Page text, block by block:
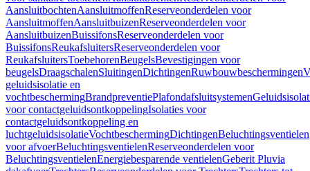
AansluitbochtenAansluitmoffenReserveonderdelen voor
AansluitmoffenAansluitbuizenReserveonderdelen voor
AansluitbuizenBuissifonsReserveonderdelen voor
BuissifonsReukafsluitersReserveonderdelen voor
ReukafsluitersToebehorenBeugelsBevestigingen voor
beugelsDraagschalenSluitingenDichtingenRuwbouwbeschermingen
geluidsisolatie en
vochtbeschermingBrandpreventiePlafondafsluitsystemen
voor contactgeluidsontkoppelingIsolaties voor
contactgeluidsontkoppeling en
luchtgeluidsisolatieVochtbeschermingDichtingenBeluchtingsventielen
voor afvoerBeluchtingsventielenReserveonderdelen voor
BeluchtingsventielenEnergiebesparende ventielenGeberit Pluvia